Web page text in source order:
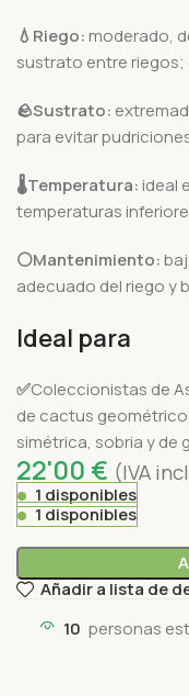
💧Riego: moderado,
sustrato entre riegos;
🪨Sustrato:
para evitar
🌡️Temperatura: ideal
temperaturas
⚪Mantenimiento:
adecuado del riego y
Ideal para
✅Coleccionistas de
de cactus
simétrica, sobria y de
22'00 € (IVA
1 disponibles
1 disponibles
Añadir a lista de
10 personas